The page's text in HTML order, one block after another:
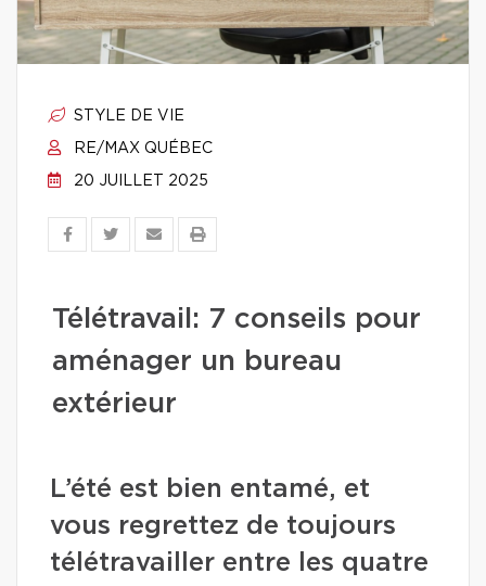
STYLE DE VIE
RE/MAX QUÉBEC
20 JUILLET 2025
Télétravail: 7 conseils pour
aménager un bureau
extérieur
L’été est bien entamé, et
vous regrettez de toujours
télétravailler entre les quatre